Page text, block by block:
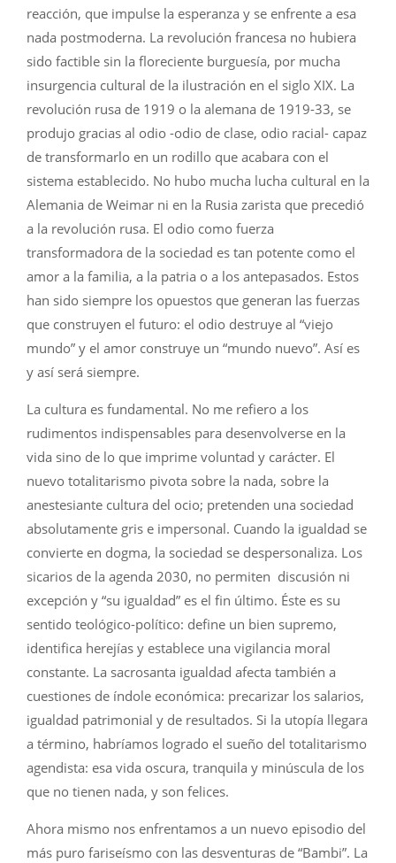
reacción, que impulse la esperanza y se enfrente a esa
nada postmoderna. La revolución francesa no hubiera
sido factible sin la floreciente burguesía, por mucha
insurgencia cultural de la ilustración en el siglo XIX. La
revolución rusa de 1919 o la alemana de 1919-33, se
produjo gracias al odio -odio de clase, odio racial- capaz
de transformarlo en un rodillo que acabara con el
sistema establecido. No hubo mucha lucha cultural en la
Alemania de Weimar ni en la Rusia zarista que precedió
a la revolución rusa. El odio como fuerza
transformadora de la sociedad es tan potente como el
amor a la familia, a la patria o a los antepasados. Estos
han sido siempre los opuestos que generan las fuerzas
que construyen el futuro: el odio destruye al “viejo
mundo” y el amor construye un “mundo nuevo”. Así es
y así será siempre.
La cultura es fundamental. No me refiero a los
rudimentos indispensables para desenvolverse en la
vida sino de lo que imprime voluntad y carácter. El
nuevo totalitarismo pivota sobre la nada, sobre la
anestesiante cultura del ocio; pretenden una sociedad
absolutamente gris e impersonal. Cuando la igualdad se
convierte en dogma, la sociedad se despersonaliza. Los
sicarios de la agenda 2030, no permiten discusión ni
excepción y “su igualdad” es el fin último. Éste es su
sentido teológico-político: define un bien supremo,
identifica herejías y establece una vigilancia moral
constante. La sacrosanta igualdad afecta también a
cuestiones de índole económica: precarizar los salarios,
igualdad patrimonial y de resultados. Si la utopía llegara
a término, habríamos logrado el sueño del totalitarismo
agendista: esa vida oscura, tranquila y minúscula de los
que no tienen nada, y son felices.
Ahora mismo nos enfrentamos a un nuevo episodio del
más puro fariseísmo con las desventuras de “Bambi”. La